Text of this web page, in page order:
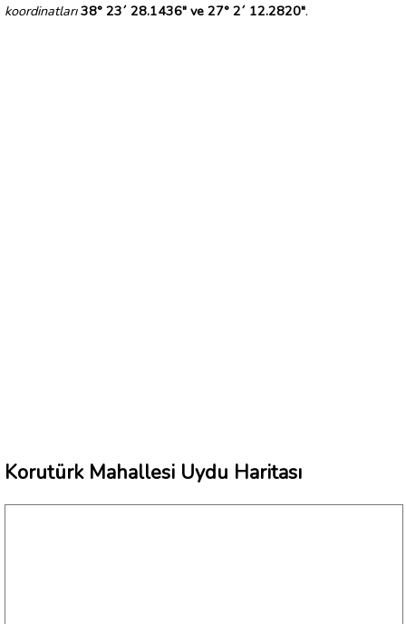
koordinatları 38° 23´ 28.1436" ve 27° 2´ 12.2820".
Korutürk Mahallesi Uydu Haritası